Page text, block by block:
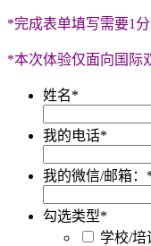
*完成表单填写需要1
*本次体验仅面向国际
姓名*
我的电话*
我的微信/邮箱：
勾选类型*
学校/培